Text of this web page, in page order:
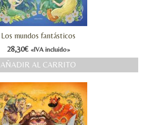
Los mundos fantásticos
28,30€ «IVA incluido»
AÑADIR AL CARRITO